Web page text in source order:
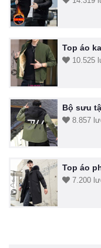
Top áo
10.525
Bộ sưu
8.857
Top áo
7.200